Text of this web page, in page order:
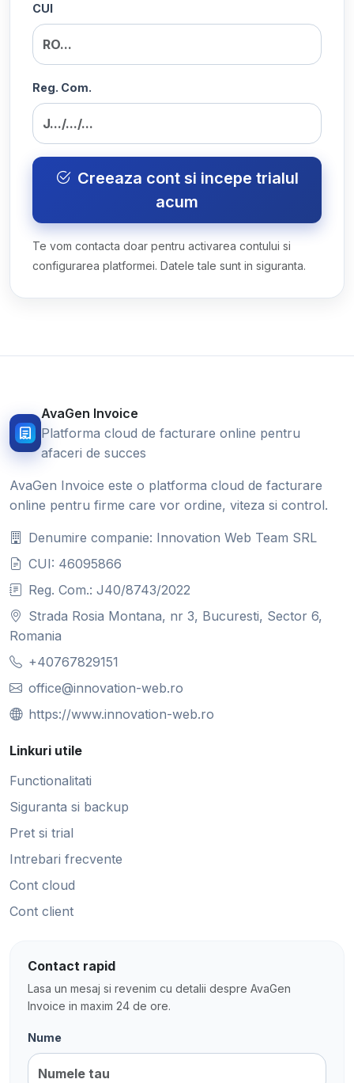
CUI
Reg. Com.
Creeaza cont si incepe trialul
acum
Te vom contacta doar pentru activarea contului si
configurarea platformei. Datele tale sunt in siguranta.
AvaGen Invoice
Platforma cloud de facturare online pentru
afaceri de succes
AvaGen Invoice este o platforma cloud de facturare
online pentru firme care vor ordine, viteza si control.
Denumire companie: Innovation Web Team SRL
CUI: 46095866
Reg. Com.: J40/8743/2022
Strada Rosia Montana, nr 3, Bucuresti, Sector 6,
Romania
+40767829151
office@innovation-web.ro
https://www.innovation-web.ro
Linkuri utile
Functionalitati
Siguranta si backup
Pret si trial
Intrebari frecvente
Cont cloud
Cont client
Contact rapid
Lasa un mesaj si revenim cu detalii despre AvaGen
Invoice in maxim 24 de ore.
Nume